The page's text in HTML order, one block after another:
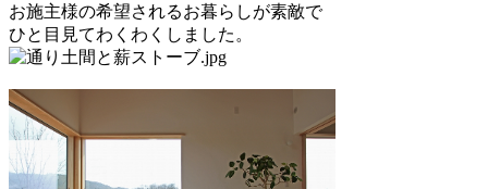
お施主様の希望されるお暮らしが素敵で
ひと目見てわくわくしました。